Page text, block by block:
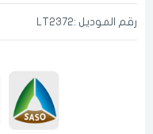
رقم الموديل :LT2372